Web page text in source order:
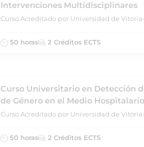
Intervenciones Multidisciplinares
Curso Acreditado por Universidad de
50 horas 2 Créditos ECTS
Curso Universitario en Detección
de Género en el Medio Hospitalario
Curso Acreditado por Universidad de
50 horas 2 Créditos ECTS